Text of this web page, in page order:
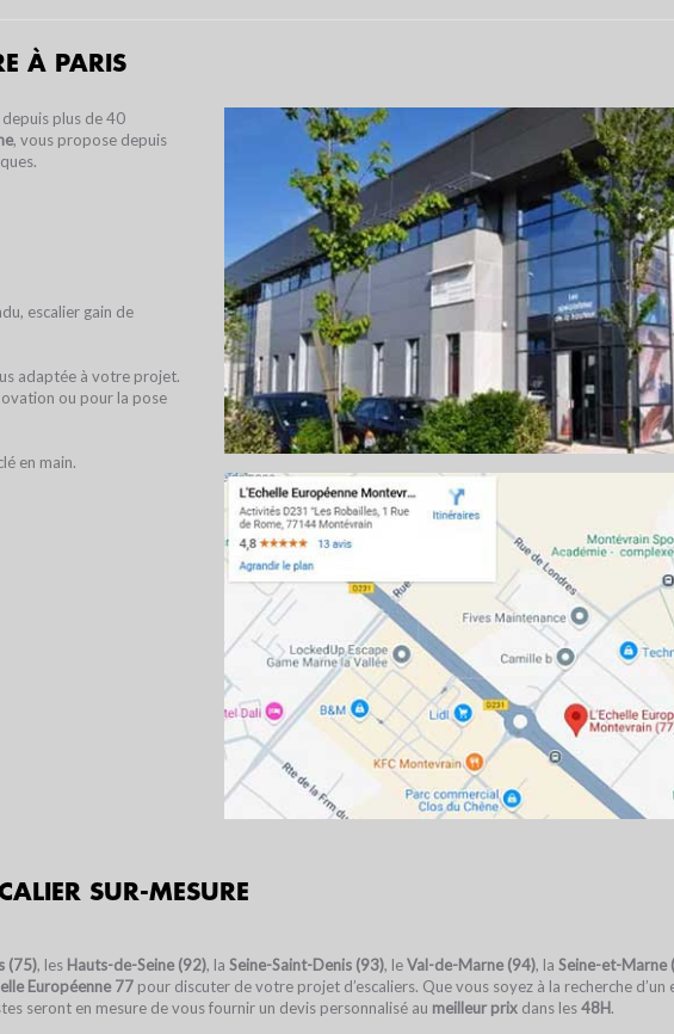
TOUT SAVOIR SUR L'ESCALIER
ESCA STUDIO, VOTRE CONFIGURATEUR
3D DESCALIERS SUR-MESURE
À PARIS
plus de 40
, vous propose depuis
escalier gain de
adaptée à votre projet.
ou pour la pose
en main.
SUR-MESURE
(75), les Hauts-de-Seine (92), la Seine-Saint-Denis (93), leVal-de-Marne (94), la Seine-et-Marne
Européenne 77 pour discuter de votre projet d’escaliers. Que vous soyez à la recherche
seront en mesure de vous fournir un devis personnalisé au meilleur prix dans les48H.